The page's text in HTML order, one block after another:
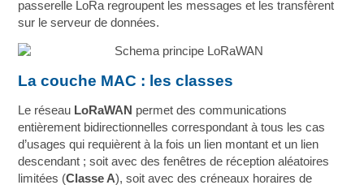
passerelle LoRa regroupent les messages et les transfèrent
sur le serveur de données.
La couche MAC : les classes
Le réseau LoRaWAN permet des communications
entièrement bidirectionnelles correspondant à tous les cas
d’usages qui requièrent à la fois un lien montant et un lien
descendant ; soit avec des fenêtres de réception aléatoires
limitées (Classe A), soit avec des créneaux horaires de